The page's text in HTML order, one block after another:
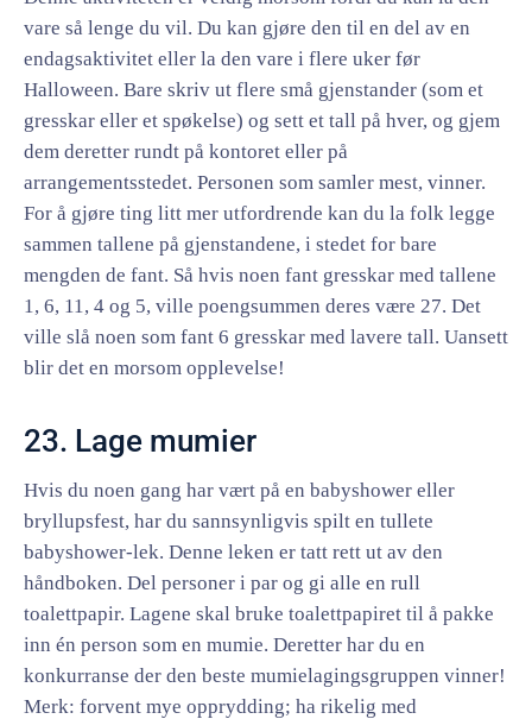
vare så lenge du vil. Du kan gjøre den til en del av en
endagsaktivitet eller la den vare i flere uker før
Halloween. Bare skriv ut flere små gjenstander (som et
gresskar eller et spøkelse) og sett et tall på hver, og gjem
dem deretter rundt på kontoret eller på
arrangementsstedet. Personen som samler mest, vinner.
For å gjøre ting litt mer utfordrende kan du la folk legge
sammen tallene på gjenstandene, i stedet for bare
mengden de fant. Så hvis noen fant gresskar med tallene
1, 6, 11, 4 og 5, ville poengsummen deres være 27. Det
ville slå noen som fant 6 gresskar med lavere tall. Uansett
blir det en morsom opplevelse!
23. Lage mumier
Hvis du noen gang har vært på en babyshower eller
bryllupsfest, har du sannsynligvis spilt en tullete
babyshower-lek. Denne leken er tatt rett ut av den
håndboken. Del personer i par og gi alle en rull
toalettpapir. Lagene skal bruke toalettpapiret til å pakke
inn én person som en mumie. Deretter har du en
konkurranse der den beste mumielagingsgruppen vinner!
Merk: forvent mye opprydding; ha rikelig med